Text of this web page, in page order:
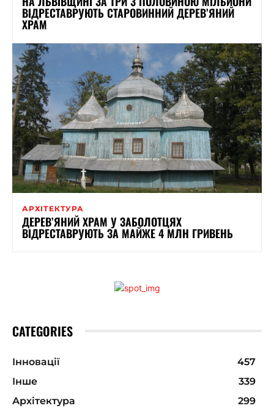
ВІДРЕСТАВРУЮТЬ СТАРОВИННИЙ ДЕРЕВ’ЯНИЙ
ХРАМ
АРХІТЕКТУРА
ДЕРЕВ’ЯНИЙ ХРАМ У ЗАБОЛОТЦЯХ
ВІДРЕСТАВРУЮТЬ ЗА МАЙЖЕ 4 МЛН ГРИВЕНЬ
CATEGORIES
Інновації
457
Інше
339
Архітектура
299